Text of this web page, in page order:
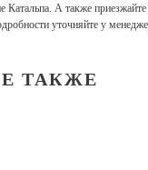
Катальпа. А также
уточняйте у
ТАКЖЕ